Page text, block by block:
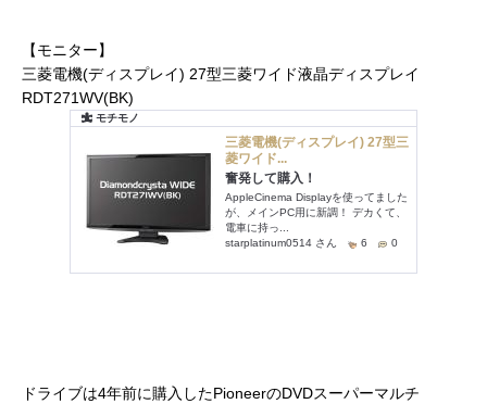
【モニター】
三菱電機(ディスプレイ) 27型三菱ワイド液晶ディスプレイ
RDT271WV(BK)
ドライブは4年前に購入したPioneerのDVDスーパーマルチ